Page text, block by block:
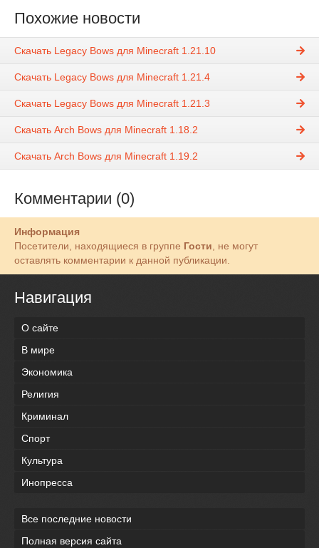
Похожие новости
Скачать Legacy Bows для Minecraft 1.21.10
Скачать Legacy Bows для Minecraft 1.21.4
Скачать Legacy Bows для Minecraft 1.21.3
Скачать Arch Bows для Minecraft 1.18.2
Скачать Arch Bows для Minecraft 1.19.2
Комментарии (0)
Информация
Посетители, находящиеся в группе Гости, не могут
оставлять комментарии к данной публикации.
Навигация
О сайте
В мире
Экономика
Религия
Криминал
Спорт
Культура
Инопресса
Все последние новости
Полная версия сайта